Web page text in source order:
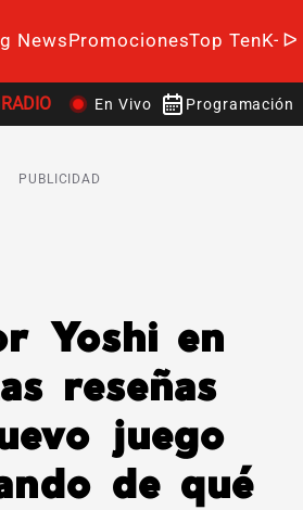
NewsPromocionesTop TenK-
RADIO En Vivo Programación
PUBLICIDAD
Yoshi en
reseñas
juego
de qué